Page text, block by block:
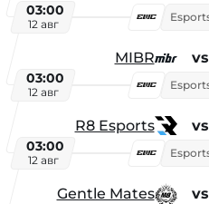
03:00
12 авг
MIBR vs
03:00
12 авг
R8 Esports vs
03:00
12 авг
Gentle Mates vs